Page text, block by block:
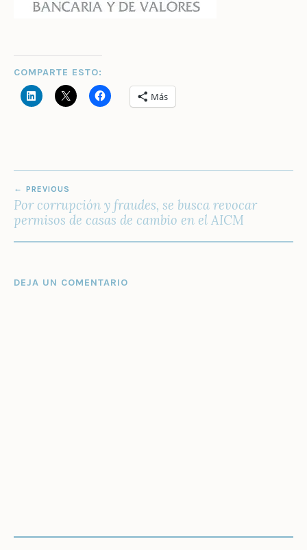
COMPARTE ESTO:
Más
DE
ENTRADAS
PREVIOUS
Por corrupción y fraudes, se busca revocar
permisos de casas de cambio en el AICM
DEJA UN COMENTARIO